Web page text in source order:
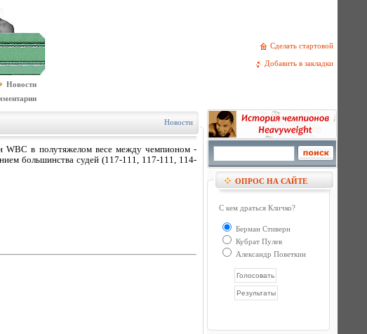
Сделать стартовой
Добавить в закладки
Новости
Новости
WBC в полутяжелом весе между чемпионом -
большинства судей (117-111, 117-111, 114-
ОПРОС НА САЙТЕ
С кем драться Кличко?
Берман Стиверн
Кубрат Пулев
Александр Поветкин